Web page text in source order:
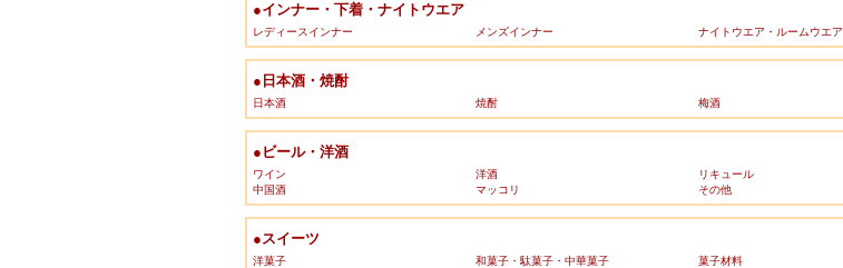
●インナー・下着・ナイトウエア
レディースインナー メンズインナー ナイトウエア・ルームウエア
●日本酒・焼酎
日本酒 焼酎 梅酒
●ビール・洋酒
ワイン 洋酒 リキュール
中国酒
マッコリ その他
●スイーツ
洋菓子 和菓子・駄菓子・中華菓子 菓子材料